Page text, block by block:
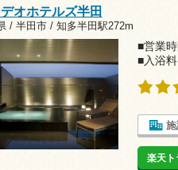
オホテルズ半田
/ 半田市 / 知多半田駅272m
■営業
■入浴
楽天ト